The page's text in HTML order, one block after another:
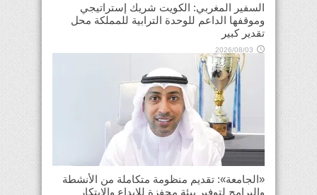
السفير المغربي: الكويت شريك إستراتيجي
وموقفها الداعم للوحدة الترابية للمملكة محل
تقدير كبير
2026/08/03
«الجامعة»: تقديم منظومة متكاملة من الأنشطة
والبرامج لتوفير بيئة محفزة للإبداع والابتكار